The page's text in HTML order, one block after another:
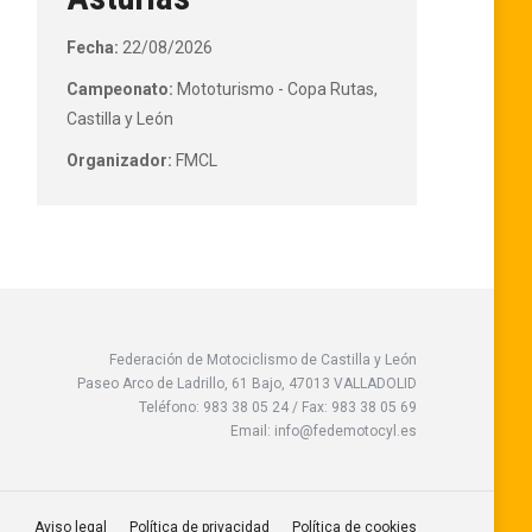
Fecha: 22/08/2026
Campeonato: Mototurismo - Copa Rutas,
Castilla y León
Organizador: FMCL
Federación de Motociclismo de Castilla y León
Paseo Arco de Ladrillo, 61 Bajo, 47013 VALLADOLID
Teléfono: 983 38 05 24 / Fax: 983 38 05 69
Email: info@fedemotocyl.es
Aviso legal Política de privacidad Política de cookies